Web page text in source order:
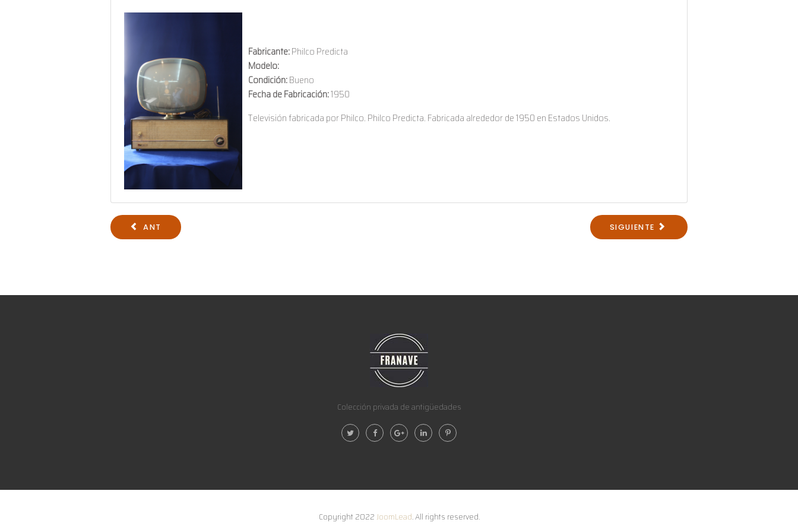
Fabricante:Philco Predicta
Modelo:
Condición:Bueno
Fecha de Fabricación:1950
Televisión fabricada por Philco. Philco Predicta. Fabricada alrededor de 1950 en Estados Unidos.
ANT SIGUIENTE
Colección privada de antigüedades
Copyright 2022JoomLead. All rights reserved.